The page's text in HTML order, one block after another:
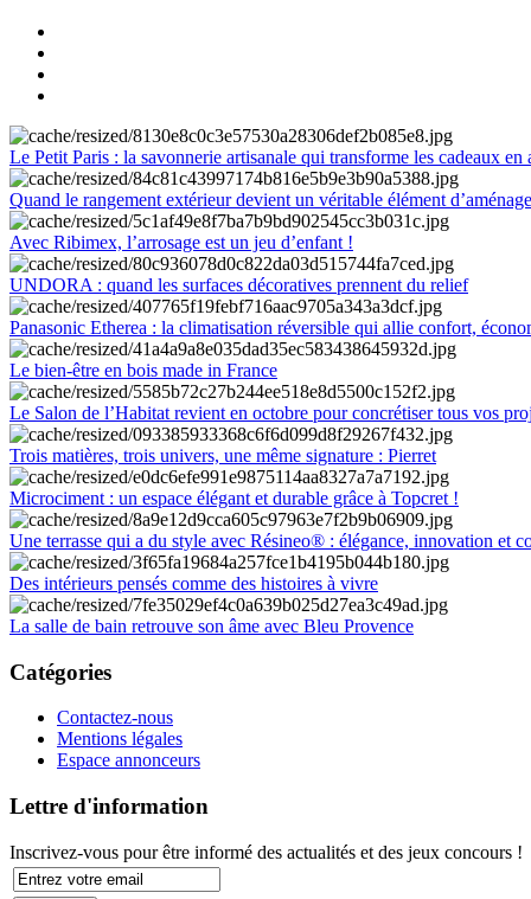
Le Petit Paris : la savonnerie artisanale qui transforme les cadeaux en
Quand le rangement extérieur devient un véritable élément
Avec Ribimex, l’arrosage est un jeu d’enfant !
UNDORA : quand les surfaces décoratives prennent du relief
Panasonic Etherea : la climatisation réversible qui allie confort,
Le bien-être en bois made in France
Le Salon de l’Habitat revient en octobre pour concrétiser tous vos
Trois matières, trois univers, une même signature : Pierret
Microciment : un espace élégant et durable grâce à Topcret !
Une terrasse qui a du style avec Résineo® : élégance, innovation et
Des intérieurs pensés comme des histoires à vivre
La salle de bain retrouve son âme avec Bleu Provence
Catégories
Contactez-nous
Mentions légales
Espace annonceurs
Lettre d'information
Inscrivez-vous pour être informé des actualités et des jeux concours !